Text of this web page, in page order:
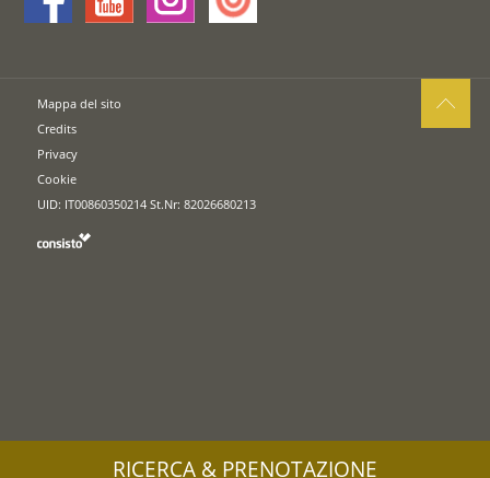
Mappa del sito
Credits
Privacy
Cookie
UID: IT00860350214 St.Nr: 82026680213
RICERCA & PRENOTAZIONE